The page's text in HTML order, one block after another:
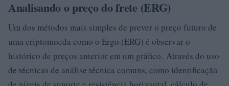
Analisando o preço do frete (ERG)
Um dos métodos mais simples de prever o preço futuro de
uma criptomoeda como o Ergo (ERG) é observar o
histórico de preços anterior em um gráfico. Através do uso
de técnicas de análise técnica comuns, como identificação